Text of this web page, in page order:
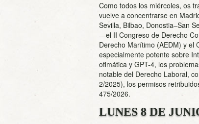
Como todos los miércoles, os
vuelve a concentrarse en
Sevilla, Bilbao, Donostia–San
—el II Congreso de Derecho
Derecho Marítimo (AEDM) y
especialmente potente sobre
ofimática y GPT-4, los
notable del Derecho Laboral,
2/2025), los permisos
475/2026.
LUNES 8 DE